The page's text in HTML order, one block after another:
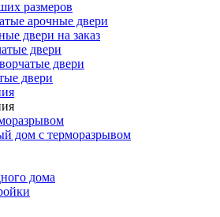
размеров
арочные двери
двери на заказ
двери
двери
двери
дом с терморазрывом
дома